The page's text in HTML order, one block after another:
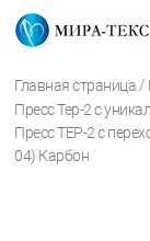
Главная страница /
Пресс Tep-2 с
Пресс TEP-2 с
04) Карбон